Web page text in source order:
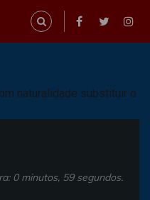
0 minutos, 59 segundos.